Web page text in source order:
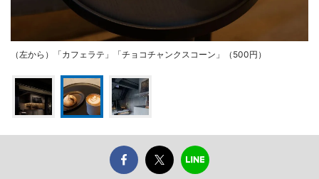
（左から）「カフェラテ」「チョコチャンクスコーン」（500円）